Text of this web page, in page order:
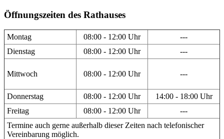
Öffnungszeiten des Rathauses
Montag 08:00 - 12:00 Uhr
---
Dienstag
08:00 - 12:00 Uhr ---
Mittwoch 08:00 - 12:00 Uhr ---
Donnerstag 08:00 - 12:00 Uhr
14:00 - 18:00 Uhr
Freitag
08:00 - 12:00 Uhr
---
Termine auch gerne außerhalb dieser Zeiten nach telefonischer
Vereinbarung möglich.